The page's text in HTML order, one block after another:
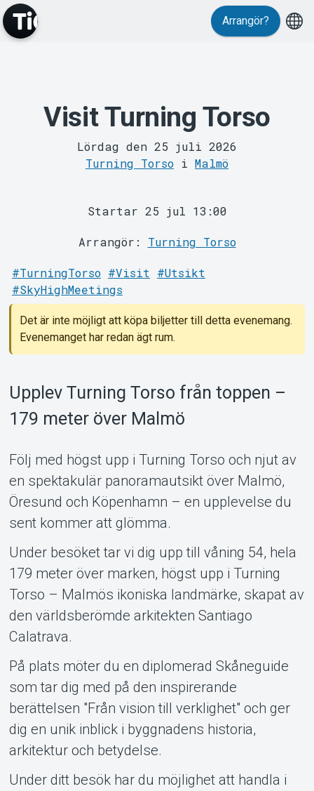
Evenemang
MyTickster
Support
Om Tickster
Arrangör?
Visit Turning Torso
Lördag den 25 juli 2026
Turning Torso i Malmö
Startar 25 jul 13:00
Arrangör: Turning Torso
#TurningTorso #Visit
#Utsikt
#SkyHighMeetings
Det är inte möjligt att köpa biljetter till detta evenemang.
Evenemanget har redan ägt rum.
Upplev Turning Torso från toppen –
179 meter över Malmö
Följ med högst upp i Turning Torso och njut av
en spektakulär panoramautsikt över Malmö,
Öresund och Köpenhamn – en upplevelse du
sent kommer att glömma.
Under besöket tar vi dig upp till våning 54, hela
179 meter över marken, högst upp i Turning
Torso – Malmös ikoniska landmärke, skapat av
den världsberömde arkitekten Santiago
Calatrava.
På plats möter du en diplomerad Skåneguide
som tar dig med på den inspirerande
berättelsen "Från vision till verklighet" och ger
dig en unik inblick i byggnadens historia,
arkitektur och betydelse.
Under ditt besök har du möjlighet att handla i